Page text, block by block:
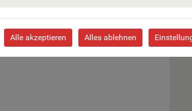
Alle akzeptieren Alles ablehnen